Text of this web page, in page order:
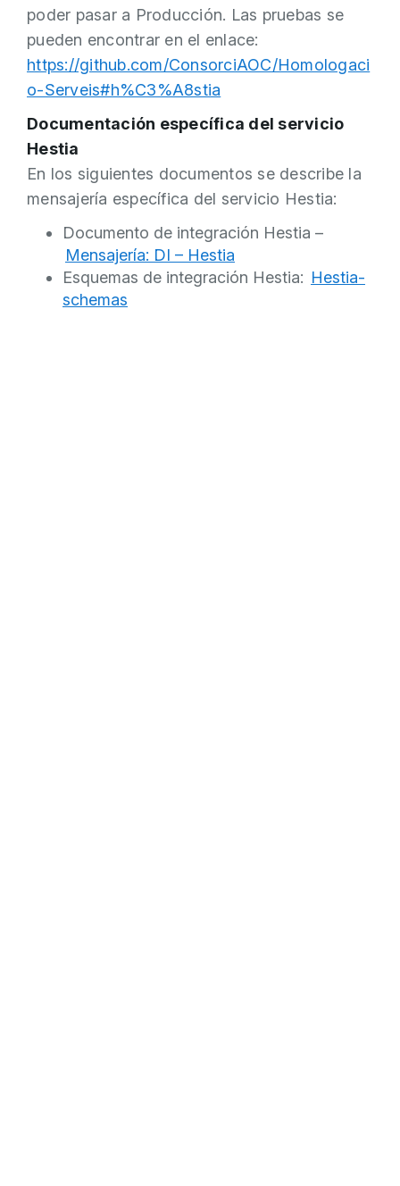
poder pasar a Producción. Las pruebas se
pueden encontrar en el enlace:
https://github.com/ConsorciAOC/Homologaci
o-Serveis#h%C3%A8stia
Documentación específica del servicio
Hestia
En los siguientes documentos se describe la
mensajería específica del servicio Hestia:
Documento de integración Hestia –
Mensajería: DI – Hestia
Esquemas de integración Hestia: Hestia-
schemas